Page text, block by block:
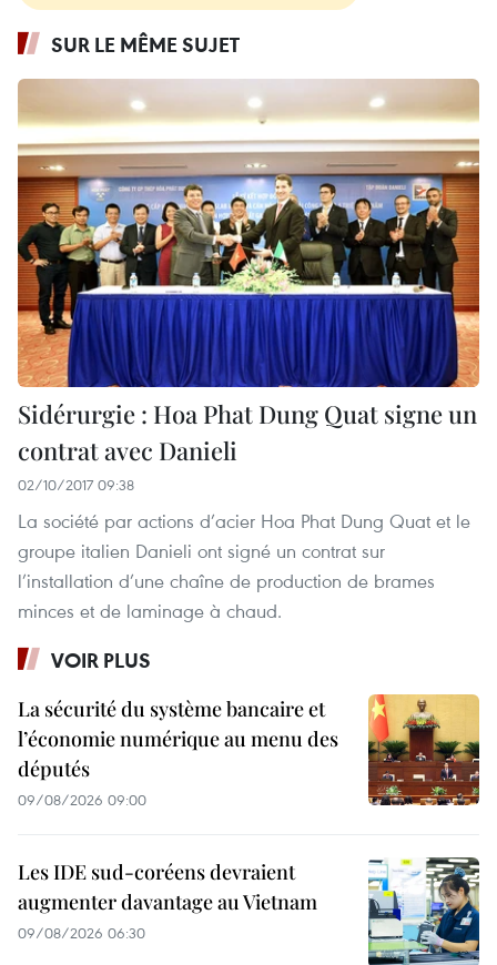
SUR LE MÊME SUJET
Sidérurgie : Hoa Phat Dung Quat signe un
contrat avec Danieli
02/10/2017 09:38
La société par actions d’acier Hoa Phat Dung Quat et le
groupe italien Danieli ont signé un contrat sur
l’installation d’une chaîne de production de brames
minces et de laminage à chaud.
VOIR PLUS
La sécurité du système bancaire et
l’économie numérique au menu des
députés
09/08/2026 09:00
Les IDE sud-coréens devraient
augmenter davantage au Vietnam
09/08/2026 06:30